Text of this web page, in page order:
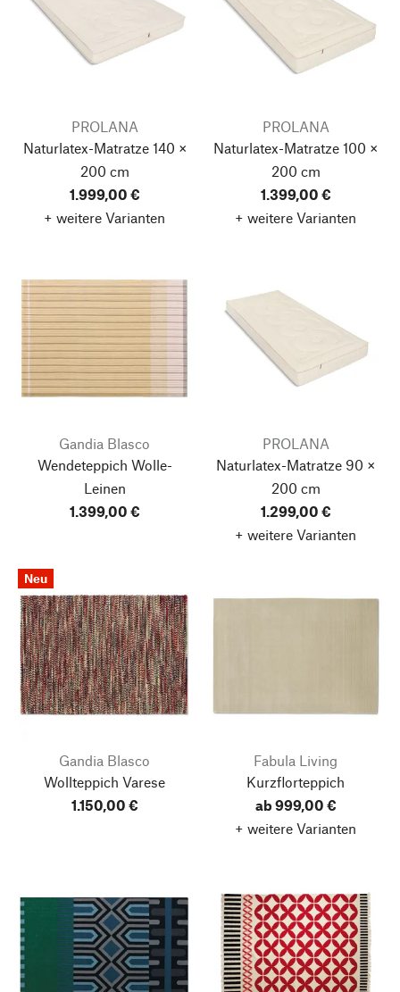
PROLANA
Naturlatex-Matratze 140 ×
200 cm
1.999,00 €
+ weitere Varianten
PROLANA
Naturlatex-Matratze 100 ×
200 cm
1.399,00 €
+ weitere Varianten
Gandia Blasco
Wendeteppich Wolle-
Leinen
1.399,00 €
PROLANA
Naturlatex-Matratze 90 ×
200 cm
1.299,00 €
+ weitere Varianten
Neu
Gandia Blasco
Wollteppich Varese
1.150,00 €
Fabula Living
Kurzflorteppich
ab 999,00 €
+ weitere Varianten